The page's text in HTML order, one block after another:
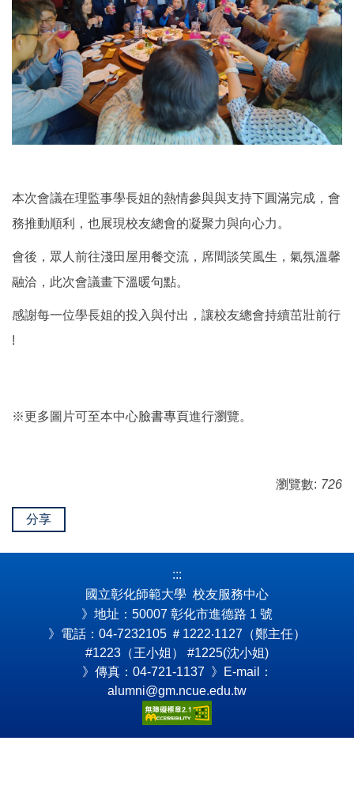
本次會議在理監事學長姐的熱情參與與支持下圓滿完成，會
務推動順利，也展現校友總會的凝聚力與向心力。
會後，眾人前往淺田屋用餐交流，席間談笑風生，氣氛溫馨
融洽，此次會議畫下溫暖句點。
感謝每一位學長姐的投入與付出，讓校友總會持續茁壯前行
!
※更多圖片可至本中心臉書專頁進行瀏覽。
瀏覽數: 726
分享
:::
國立彰化師範大學 校友服務中心
》地址：50007 彰化市進德路 1 號
》電話：04-7232105 ＃1222‧1127（鄭主任）
#1223（王小姐） #1225(沈小姐)
》傳真：04-721-1137 》E-mail：
alumni@gm.ncue.edu.tw